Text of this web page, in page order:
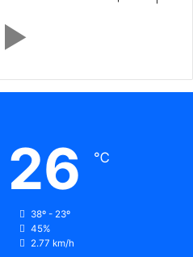
26 ℃
38º - 23º
45%
2.77 km/h